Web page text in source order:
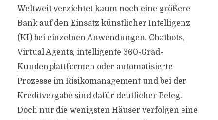
Weltweit verzichtet kaum noch eine größere
Bank auf den Einsatz künstlicher Intelligenz
(KI) bei einzelnen Anwendungen. Chatbots,
Virtual Agents, intelligente 360-Grad-
Kundenplattformen oder automatisierte
Prozesse im Risikomanagement und bei der
Kreditvergabe sind dafür deutlicher Beleg.
Doch nur die wenigsten Häuser verfolgen eine